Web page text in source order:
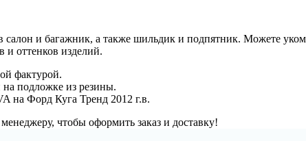
и багажник, а также шильдик и подпятник. Можете
оттенков изделий.
фактурой.
подложке из резины.
на Форд Куга Тренд 2012 г.в.
чтобы оформить заказ и доставку!